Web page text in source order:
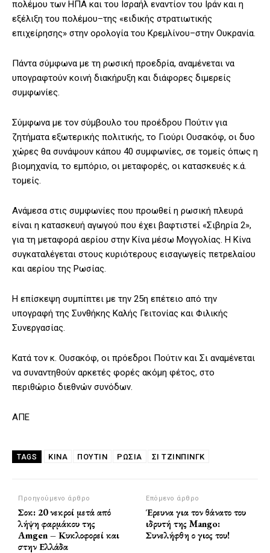
πολέμου των ΗΠΑ και του Ισραήλ εναντίον του Ιράν και η
εξέλιξη του πολέμου–της «ειδικής στρατιωτικής
επιχείρησης» στην ορολογία του Κρεμλίνου–στην Ουκρανία.
Πάντα σύμφωνα με τη ρωσική προεδρία, αναμένεται να
υπογραφτούν κοινή διακήρυξη και διάφορες διμερείς
συμφωνίες.
Σύμφωνα με τον σύμβουλο του προέδρου Πούτιν για
ζητήματα εξωτερικής πολιτικής, το Γιούρι Ουσακόφ, οι δυο
χώρες θα συνάψουν κάπου 40 συμφωνίες, σε τομείς όπως η
βιομηχανία, το εμπόριο, οι μεταφορές, οι κατασκευές κ.ά.
τομείς.
Ανάμεσα στις συμφωνίες που προωθεί η ρωσική πλευρά
είναι η κατασκευή αγωγού που έχει βαφτιστεί «Σιβηρία 2»,
για τη μεταφορά αερίου στην Κίνα μέσω Μογγολίας. Η Κίνα
συγκαταλέγεται στους κυριότερους εισαγωγείς πετρελαίου
και αερίου της Ρωσίας.
Η επίσκεψη συμπίπτει με την 25η επέτειο από την
υπογραφή της Συνθήκης Καλής Γειτονίας και Φιλικής
Συνεργασίας.
Κατά τον κ. Ουσακόφ, οι πρόεδροι Πούτιν και Σι αναμένεται
να συναντηθούν αρκετές φορές ακόμη φέτος, στο
περιθώριο διεθνών συνόδων.
ΑΠΕ
TAGS ΚΙΝΑ ΠΟΥΤΙΝ ΡΩΣΙΑ ΣΙ ΤΖΙΝΠΊΝΓΚ
Προηγούμενο άρθρο
Σοκ: 20 νεκροί μετά από
λήψη φαρμάκου της
Amgen – Κυκλοφορεί και
στην Ελλάδα
Επόμενο άρθρο
Έρευνα για τον θάνατο του
ιδρυτή της Mango:
Συνελήφθη ο γιος του!